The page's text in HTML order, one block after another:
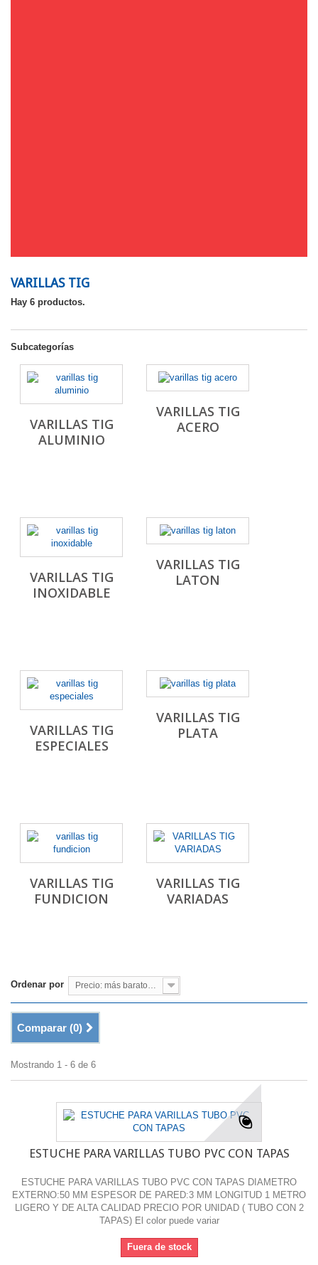
VARILLAS TIG
Hay 6 productos.
Subcategorías
VARILLAS TIG
ALUMINIO
VARILLAS TIG
ACERO
VARILLAS TIG
INOXIDABLE
VARILLAS TIG
LATON
VARILLAS TIG
ESPECIALES
VARILLAS TIG
PLATA
VARILLAS TIG
FUNDICION
VARILLAS TIG
VARIADAS
Ordenar por Precio: más baratos primero
Comparar (0)
Mostrando 1 - 6 de 6
ESTUCHE PARA VARILLAS TUBO PVC CON TAPAS
ESTUCHE PARA VARILLAS TUBO PVC CON TAPAS DIAMETRO
EXTERNO:50 MM ESPESOR DE PARED:3 MM LONGITUD 1 METRO
LIGERO Y DE ALTA CALIDAD PRECIO POR UNIDAD ( TUBO CON 2
TAPAS) El color puede variar
Fuera de stock